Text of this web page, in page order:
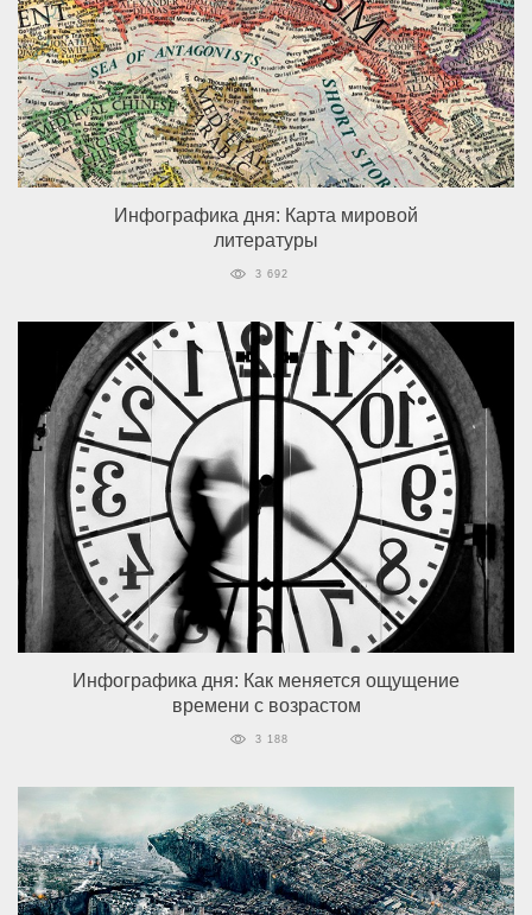
Инфографика дня: Карта мировой
литературы
3 692
Инфографика дня: Как меняется ощущение
времени с возрастом
3 188